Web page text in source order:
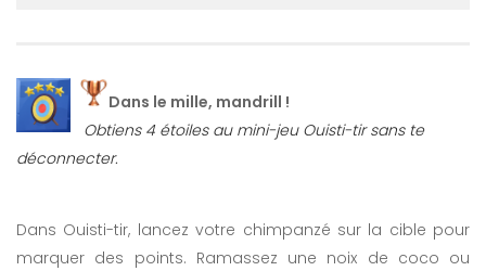
Dans le mille, mandrill !
Obtiens 4 étoiles au mini-jeu Ouisti-tir sans te
déconnecter.
Dans Ouisti-tir, lancez votre chimpanzé sur la cible pour
marquer des points. Ramassez une noix de coco ou